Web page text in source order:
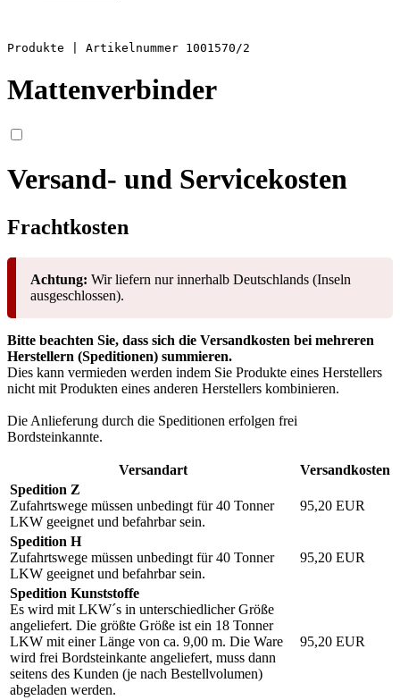
Produkte | Artikelnummer 1001570/2
Mattenverbinder
Versand- und Servicekosten
Frachtkosten
Achtung: Wir liefern nur innerhalb Deutschlands (Inseln
ausgeschlossen).
Bitte beachten Sie, dass sich die Versandkosten bei mehreren
Herstellern (Speditionen) summieren.
Dies kann vermieden werden indem Sie Produkte eines Herstellers
nicht mit Produkten eines anderen Herstellers kombinieren.
Die Anlieferung durch die Speditionen erfolgen frei
Bordsteinkannte.
Versandart
Versandkosten
Spedition Z
Zufahrtswege müssen unbedingt für 40 Tonner
LKW geeignet und befahrbar sein.
95,20 EUR
Spedition H
Zufahrtswege müssen unbedingt für 40 Tonner
LKW geeignet und befahrbar sein.
95,20 EUR
Spedition Kunststoffe
Es wird mit LKW´s in unterschiedlicher Größe
angeliefert. Die größte Größe ist ein 18 Tonner
LKW mit einer Länge von ca. 9,00 m. Die Ware
wird frei Bordsteinkante angeliefert, muss dann
seitens des Kunden (je nach Bestellvolumen)
abgeladen werden.
95,20 EUR